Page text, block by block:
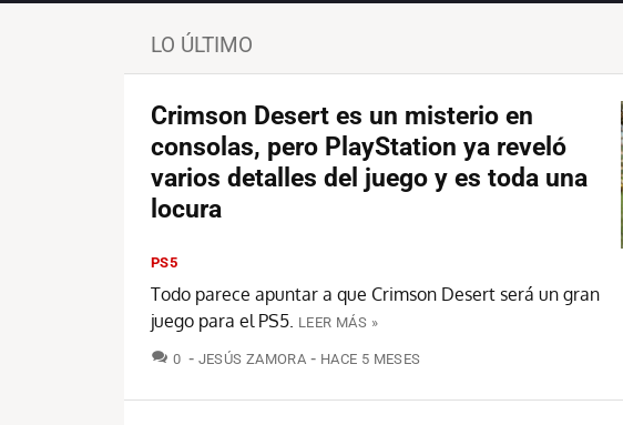
LO ÚLTIMO
Crimson Desert es un misterio en
consolas, pero PlayStation ya reveló
varios detalles del juego y es toda una
locura
PS5
Todo parece apuntar a que Crimson Desert será un gran
juego para el PS5. LEER MÁS »
0 COMENTARIOS
JESÚS ZAMORA HACE 5 MESES